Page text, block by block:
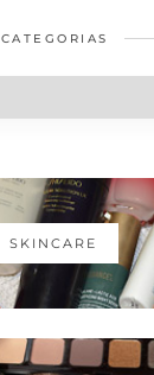
CATEGORIAS
SKINCARE